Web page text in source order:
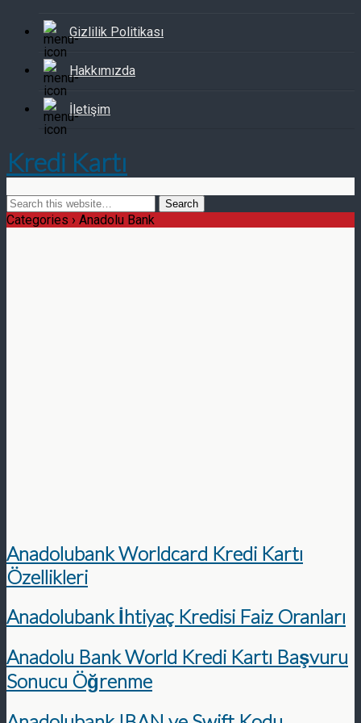
Gizlilik Politikası
Hakkımızda
İletişim
Kredi Kartı
Categories › Anadolu Bank
Anadolubank Worldcard Kredi Kartı
Özellikleri
Anadolubank İhtiyaç Kredisi Faiz Oranları
Anadolu Bank World Kredi Kartı Başvuru
Sonucu Öğrenme